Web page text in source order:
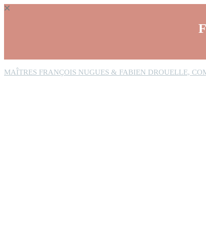
MAÎTRES FRANÇOIS NUGUES & FABIEN DROUELLE,
Panneau de gestion des cookies